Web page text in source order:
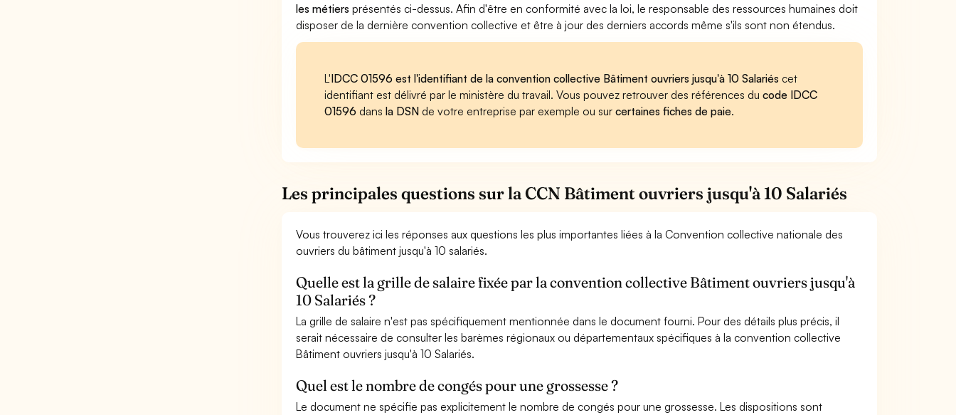
les métiers présentés ci-dessus. Afin d'être en conformité avec la loi, le responsable des ressources humaines doit
disposer de la dernière convention collective et être à jour des derniers accords même s'ils sont non étendus.
L'IDCC 01596 est l'identifiant de la convention collective Bâtiment ouvriers jusqu'à 10 Salariés cet
identifiant est délivré par le ministère du travail. Vous pouvez retrouver des références ducode IDCC
01596 dansla DSN de votre entreprise par exemple ou surcertaines fiches de paie.
Les principales questions sur la CCN Bâtiment ouvriers jusqu'à 10 Salariés
Vous trouverez ici les réponses aux questions les plus importantes liées à la Convention collective nationale des
ouvriers du bâtiment jusqu'à 10 salariés.
Quelle est la grille de salaire fixée par la convention collective Bâtiment ouvriers jusqu'à
10 Salariés ?
La grille de salaire n'est pas spécifiquement mentionnée dans le document fourni. Pour des détails plus précis, il
serait nécessaire de consulter les barèmes régionaux ou départementaux spécifiques à la convention collective
Bâtiment ouvriers jusqu'à 10 Salariés.
Quel est le nombre de congés pour une grossesse ?
Le document ne spécifie pas explicitement le nombre de congés pour une grossesse. Les dispositions sont